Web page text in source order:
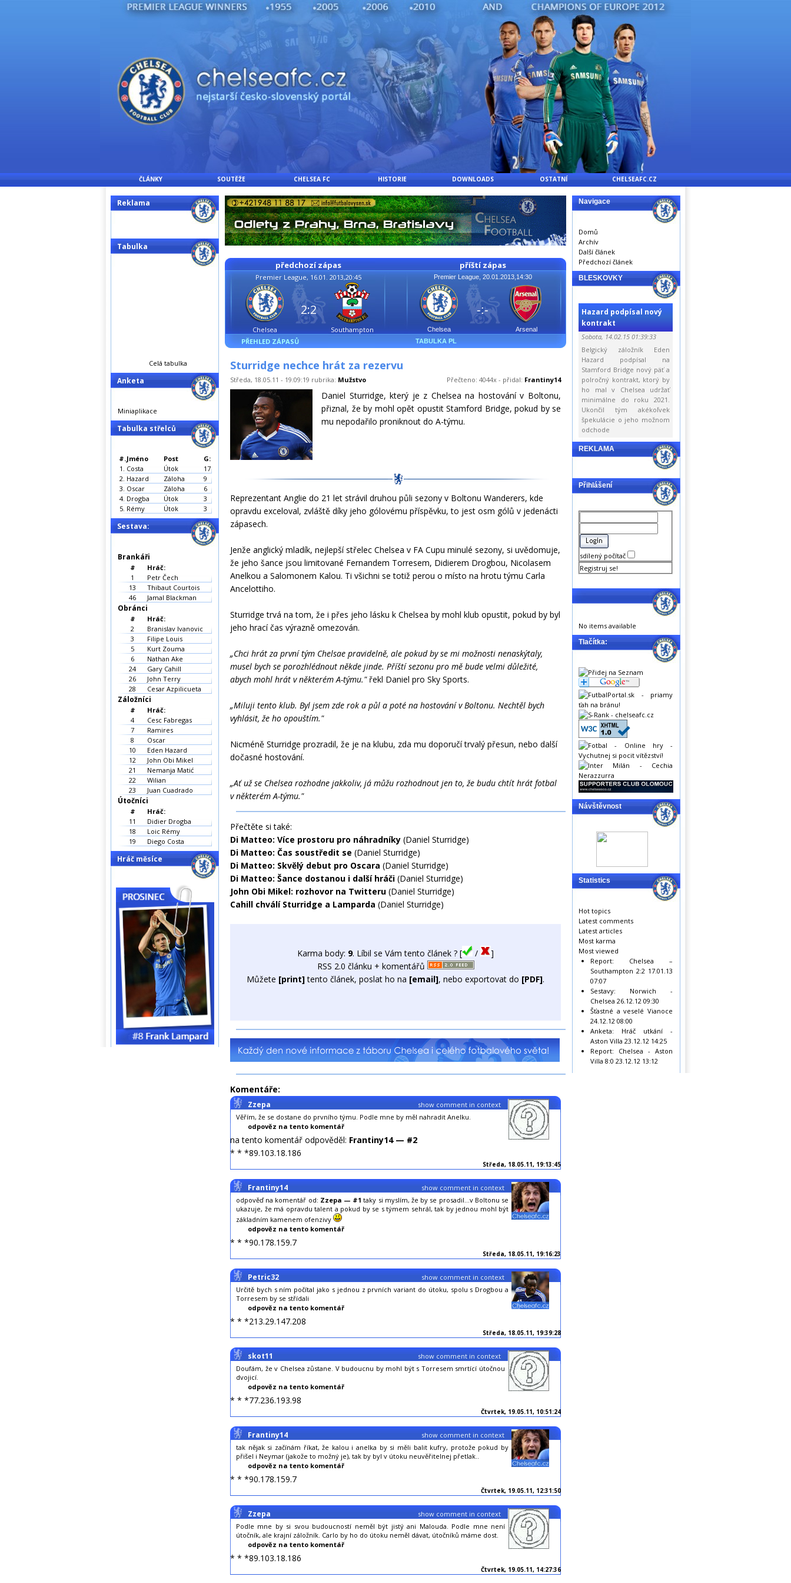
ČLÁNKY SOUTĚŽE CHELSEA FC HISTORIE DOWNLOADS OSTATNÍ CHELSEAFC.CZ
předchozí zápas
Premier League, 16.01. 2013,20:45
Chelsea Southampton
2:2
PŘEHLED ZÁPASŮ
příští zápas
Premier League, 20.01.2013,14:30
Chelsea Arsenal
-:-
TABULKA PL
Sturridge nechce hrát za rezervu
Středa, 18.05.11 - 19:09:19 rubrika: Mužstvo Přečteno: 4044x - přidal: Frantiny14
Daniel Sturridge, který je z Chelsea na hostování v Boltonu,
přiznal, že by mohl opět opustit Stamford Bridge, pokud by se
mu nepodařilo proniknout do A-týmu.
Reprezentant Anglie do 21 let strávil druhou půli sezony v Boltonu Wanderers, kde
opravdu exceloval, zvláště díky jeho gólovému příspěvku, to jest osm gólů v jedenácti
zápasech.
Jenže anglický mladík, nejlepší střelec Chelsea v FA Cupu minulé sezony, si uvědomuje,
že jeho šance jsou limitované Fernandem Torresem, Didierem Drogbou, Nicolasem
Anelkou a Salomonem Kalou. Ti všichni se totiž perou o místo na hrotu týmu Carla
Ancelottiho.
Sturridge trvá na tom, že i přes jeho lásku k Chelsea by mohl klub opustit, pokud by byl
jeho hrací čas výrazně omezován.
„Chci hrát za první tým Chelsae pravidelně, ale pokud by se mi možnosti nenaskýtaly,
musel bych se porozhlédnout někde jinde. Příští sezonu pro mě bude velmi důležité,
abych mohl hrát v některém A-týmu." řekl Daniel pro Sky Sports.
„Miluji tento klub. Byl jsem zde rok a půl a poté na hostování v Boltonu. Nechtěl bych
vyhlásit, že ho opouštím."
Nicméně Sturridge prozradil, že je na klubu, zda mu doporučí trvalý přesun, nebo další
dočasné hostování.
„Ať už se Chelsea rozhodne jakkoliv, já můžu rozhodnout jen to, že budu chtít hrát fotbal
v některém A-týmu."
Přečtěte si také:
Di Matteo: Více prostoru pro náhradníky (Daniel Sturridge)
Di Matteo: Čas soustředit se (Daniel Sturridge)
Di Matteo: Skvělý debut pro Oscara (Daniel Sturridge)
Di Matteo: Šance dostanou i další hráči (Daniel Sturridge)
John Obi Mikel: rozhovor na Twitteru (Daniel Sturridge)
Cahill chválí Sturridge a Lamparda (Daniel Sturridge)
Karma body: 9. Líbil se Vám tento článek ? [ /
]
RSS 2.0 článku + komentářů
Můžete [print]tento článek, poslat ho na [email], nebo exportovat do [PDF].
Komentáře:
show comment in context
Zzepa
Věřím, že se dostane do prvního týmu. Podle mne by měl nahradit Anelku.
odpověz na tento komentář
na tento komentář odpověděl: Frantiny14 — #2
* * *89.103.18.186
Středa, 18.05.11, 19:13:45
show comment in context
Frantiny14
odpověď na komentář od: Zzepa — #1 taky si myslím, že by se prosadil...v Boltonu se
ukazuje, že má opravdu talent a pokud by se s týmem sehrál, tak by jednou mohl být
základním kamenem ofenzivy
odpověz na tento komentář
* * *90.178.159.7
Středa, 18.05.11, 19:16:23
show comment in context
Petric32
Určitě bych s ním počítal jako s jednou z prvních variant do útoku, spolu s Drogbou a
Torresem by se střídali
odpověz na tento komentář
* * *213.29.147.208
Středa, 18.05.11, 19:39:28
show comment in context
skot11
Doufám, že v Chelsea zůstane. V budoucnu by mohl být s Torresem smrtící útočnou
dvojicí.
odpověz na tento komentář
* * *77.236.193.98
Čtvrtek, 19.05.11, 10:51:24
show comment in context
Frantiny14
tak nějak si začínám říkat, že kalou i anelka by si měli balit kufry, protože pokud by
přišel i Neymar (jakože to možný je), tak by byl v útoku neuvěřitelnej přetlak..
odpověz na tento komentář
* * *90.178.159.7
Čtvrtek, 19.05.11, 12:31:50
show comment in context
Zzepa
Podle mne by si svou budoucností neměl být jistý ani Malouda. Podle mne není
útočník, ale krajní záložník. Carlo by ho do útoku neměl dávat, útočníků máme dost.
odpověz na tento komentář
* * *89.103.18.186
Čtvrtek, 19.05.11, 14:27:36
Reklama
Tabulka
Celá tabulka
Anketa
Miniaplikace
Tabulka střelců
#.Jméno Post
G:
1. Costa Útok
17
2. Hazard Záloha
9
3. Oscar Záloha
6
4. Drogba Útok
3
5. Rémy Útok 3
Sestava:
Brankáři
#
Hráč:
1
Petr Čech
13
Thibaut Courtois
46
Jamal Blackman
Obránci
#
Hráč:
2
Branislav Ivanovic
3
Filipe Louis
5
Kurt Zouma
6
Nathan Ake
24
Gary Cahill
26
John Terry
28
Cesar Azpilicueta
Záložníci
#
Hráč:
4
Cesc Fabregas
7
Ramires
8
Oscar
10
Eden Hazard
12
John Obi Mikel
21
Nemanja Matić
22
Wilian
23
Juan Cuadrado
Útočníci
#
Hráč:
11
Didier Drogba
18
Loic Rémy
19
Diego Costa
Hráč měsíce
Navigace
Domů
Archív
Další článek
Předchozí článek
BLESKOVKY
Hazard podpísal nový
kontrakt
Sobota, 14.02.15 01:39:33
Belgický záložník Eden
Hazard podpísal na
Stamford Bridge nový päť a
polročný kontrakt, ktorý by
ho mal v Chelsea udržať
minimálne do roku 2021.
Ukončil tým akékoľvek
špekulácie o jeho možnom
odchode
REKLAMA
Přihlášení
sdílený počítač
Registruj se!
No items available
Tlačítka:
Návštěvnost
Statistics
Hot topics
Latest comments
Latest articles
Most karma
Most viewed
Report: Chelsea –
Southampton 2:2 17.01.13
07:07
Sestavy: Norwich -
Chelsea 26.12.12 09:30
Šťastné a veselé Vianoce
24.12.12 08:00
Anketa: Hráč utkání -
Aston Villa 23.12.12 14:25
Report: Chelsea - Aston
Villa 8:0 23.12.12 13:12